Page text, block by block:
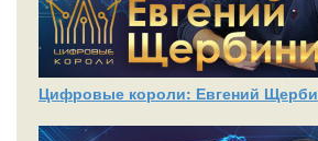
Цифровые короли: Евгений